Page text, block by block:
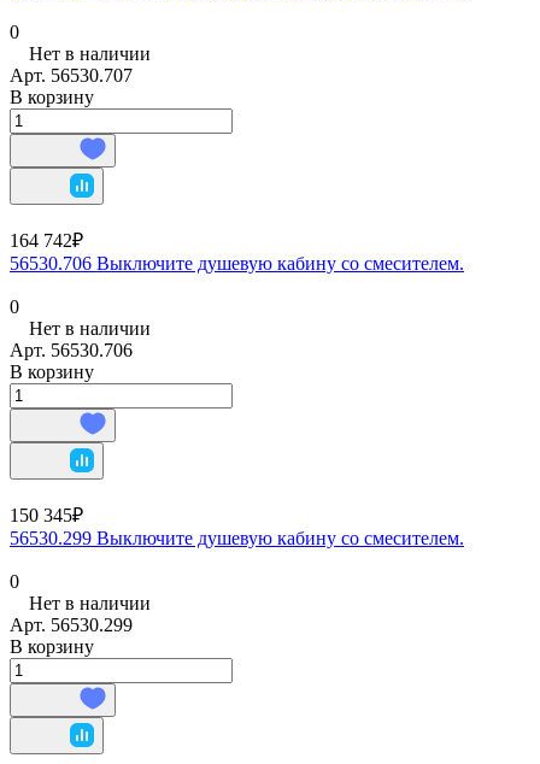
0
Нет в наличии
Арт. 56530.707
В корзину
164 742₽
56530.706 Выключите душевую кабину со смесителем.
0
Нет в наличии
Арт. 56530.706
В корзину
150 345₽
56530.299 Выключите душевую кабину со смесителем.
0
Нет в наличии
Арт. 56530.299
В корзину